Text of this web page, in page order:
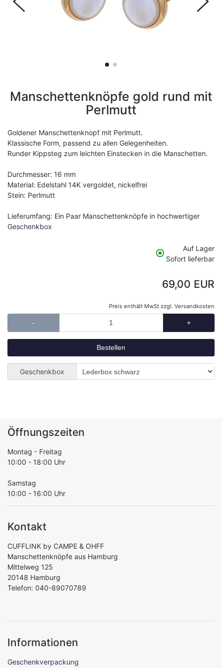
Manschettenknöpfe gold rund mit
Perlmutt
Goldener Manschettenknopf mit Perlmutt.
Klassische Form, passend zu allen Gelegenheiten.
Runder Kippsteg zum leichten Einstecken in die Manschetten.
Durchmesser: 16 mm
Material: Edelstahl 14K vergoldet, nickelfrei
Stein: Perlmutt
Lieferumfang: Ein Paar Manschettenknöpfe in hochwertiger
Geschenkbox
Auf Lager
Sofort lieferbar
69,00 EUR
Preis enthält MwSt zzgl. Versandkosten
- +
Geschenkbox
Öffnungszeiten
Montag - Freitag
10:00 - 18:00 Uhr
Samstag
10:00 - 16:00 Uhr
Kontakt
CUFFLINK by CAMPE & OHFF
Manschettenknöpfe aus Hamburg
Mittelweg 125
20148 Hamburg
Telefon: 040-89070789
Informationen
Geschenkverpackung